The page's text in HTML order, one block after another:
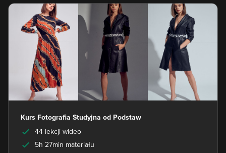
Kurs Fotografia Studyjna od Podstaw
44 lekcji wideo
5h 27min materiału